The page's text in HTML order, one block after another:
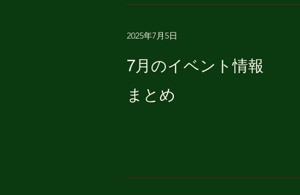
2025年7月5日
7月のイベント情報
まとめ